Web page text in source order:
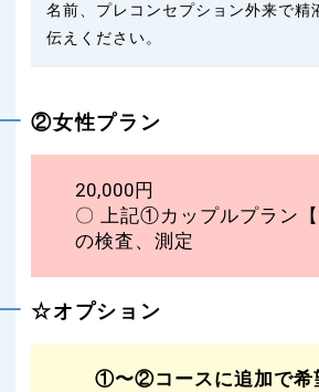
名前、プレコンセプション外来で精
伝えください。
②女性プラン
20,000円
〇 上記①カップルプラン
の検査、測定
☆オプション
①〜②コースに追加で希